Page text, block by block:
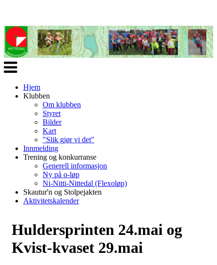
Veksle
navigasjon
Hjem
Klubben
Om klubben
Styret
Bilder
Kart
"Slik gjør vi det"
Innmelding
Trening og konkurranse
Generell informasjon
Ny på o-løp
Ni-Nitti-Nittedal (Flexoløp)
Skautur'n og Stolpejakten
Aktivitetskalender
Huldersprinten 24.mai og
Kvist-kvaset 29.mai